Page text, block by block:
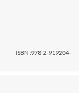
ISBN :978-2-919204-